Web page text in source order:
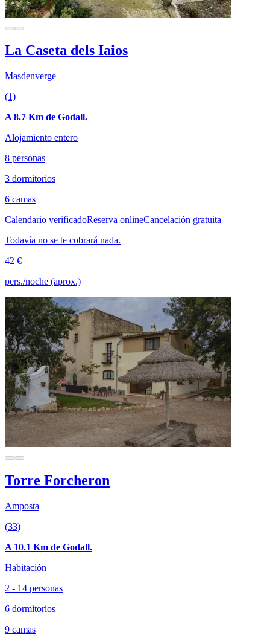
La Caseta dels Iaios
Masdenverge
(1)
A 8.7 Km de Godall.
Alojamiento entero
8 personas
3 dormitorios
6 camas
Calendario verificadoReserva onlineCancelación gratuita
Todavía no se te cobrará nada.
42 €
pers./noche (aprox.)
Torre Forcheron
Amposta
(33)
A 10.1 Km de Godall.
Habitación
2 - 14 personas
6 dormitorios
9 camas